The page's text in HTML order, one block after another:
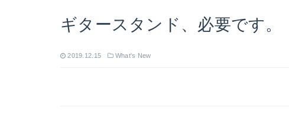
ギタースタンド、必要です。
2019.12.15 What's New